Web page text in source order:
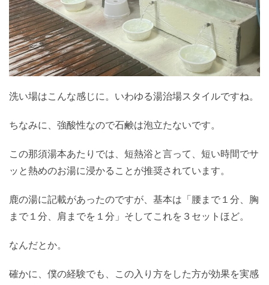
洗い場はこんな感じに。いわゆる湯治場スタイルですね。
ちなみに、強酸性なので石鹸は泡立たないです。
この那須湯本あたりでは、短熱浴と言って、短い時間でサ
ッと熱めのお湯に浸かることが推奨されています。
鹿の湯に記載があったのですが、基本は「腰まで１分、胸
まで１分、肩までを１分」そしてこれを３セットほど。
なんだとか。
確かに、僕の経験でも、この入り方をした方が効果を実感